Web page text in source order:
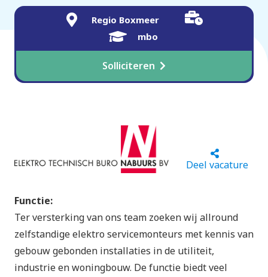
Regio Boxmeer
mbo
Solliciteren
Deel vacature
Functie:
Ter versterking van ons team zoeken wij allround
zelfstandige elektro servicemonteurs met kennis van
gebouw gebonden installaties in de utiliteit,
industrie en woningbouw. De functie biedt veel